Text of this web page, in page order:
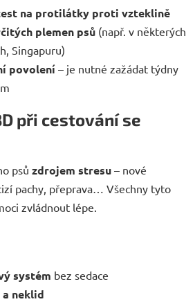
na protilátky proti vzteklině
plemen psů (např. v některých
Singapuru)
povolení – je nutné zažádat týdny
při cestování se
psů zdrojem stresu – nové
pachy, přeprava… Všechny tyto
zvládnout lépe.
systém bez sedace
neklid